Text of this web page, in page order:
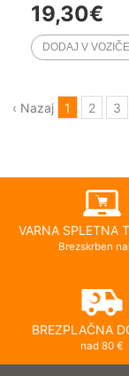
19,30€
‹ Nazaj 1 2 3
VARNA SPLETNA
Brezskrben
BREZPLAČNA
nad 80 €